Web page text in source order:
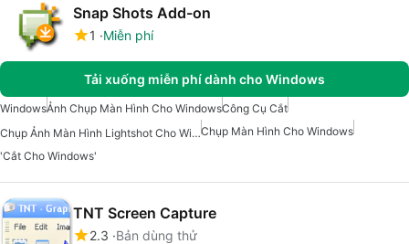
Snap Shots Add-on
1 Miễn phí
Tải xuống miễn phí dành cho Windows
WindowsẢnh Chụp Màn Hình Cho WindowsCông Cụ Cắt
Chụp Ảnh Màn Hình Lightshot Cho WindowsChụp Màn Hình Cho Windows
'Cắt Cho Windows'
TNT Screen Capture
2.3 Bản dùng thử